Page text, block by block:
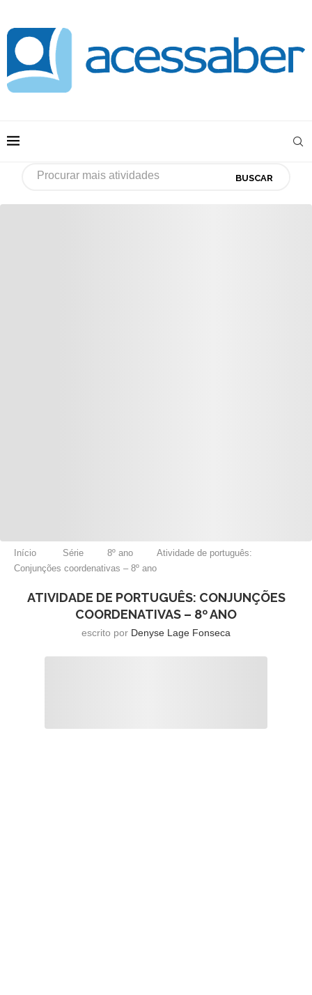
BUSCAR
Início Série 8º ano
Atividade de português:
Conjunções coordenativas – 8º ano
ATIVIDADE DE PORTUGUÊS: CONJUNÇÕES
COORDENATIVAS – 8º ANO
escrito por Denyse Lage Fonseca